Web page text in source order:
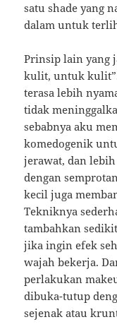
satu shade yang
dalam untuk
Prinsip lain yang
kulit, untuk
terasa lebih
tidak
sebabnya aku
komedogenik
jerawat, dan
dengan
kecil juga
Tekniknya
tambahkan
jika ingin efek
wajah bekerja.
perlakukan
dibuka-tutup
sejenak atau